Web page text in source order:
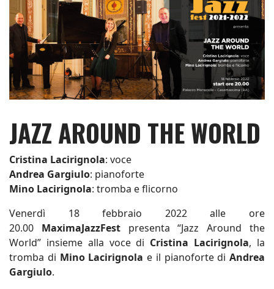
JAZZ AROUND THE WORLD
Cristina Lacirignola: voce
Andrea Gargiulo: pianoforte
Mino Lacirignola: tromba e flicorno
Venerdì 18 febbraio 2022 alle ore
20.00 MaximaJazzFestpresenta “Jazz Around the
World” insieme alla voce di Cristina Lacirignola, la
tromba di Mino Lacirignola e il pianoforte di Andrea
Gargiulo.